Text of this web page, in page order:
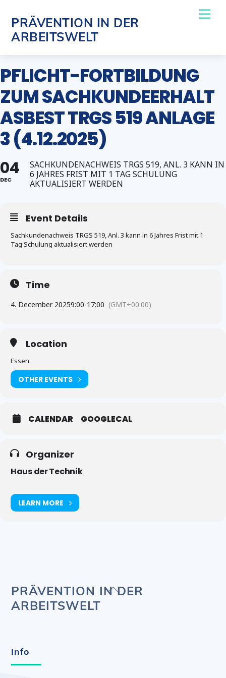
content
PRÄVENTION IN DER
ARBEITSWELT
PFLICHT-FORTBILDUNG
ZUM SACHKUNDEERHALT
ASBEST TRGS 519 ANLAGE
3 (4.12.2025)
04
DEC
SACHKUNDENACHWEIS TRGS 519, ANL. 3 KANN IN
6 JAHRES FRIST MIT 1 TAG SCHULUNG
AKTUALISIERT WERDEN
Event Details
Sachkundenachweis TRGS 519, Anl. 3 kann in 6 Jahres Frist mit 1
Tag Schulung aktualisiert werden
Time
4. December 20259:00-17:00 (GMT+00:00)
Location
Essen
OTHER EVENTS
CALENDAR GOOGLECAL
Organizer
Haus der Technik
LEARN MORE
Back
PRÄVENTION IN DER
ARBEITSWELT
Info